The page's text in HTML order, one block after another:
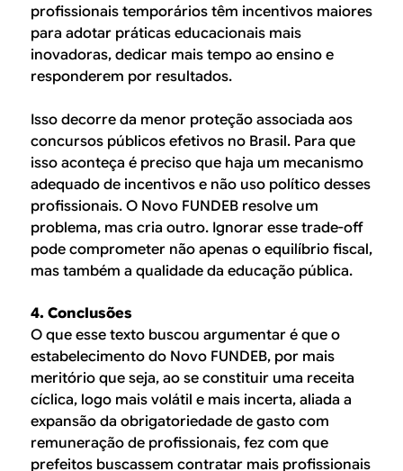
profissionais temporários têm incentivos maiores
para adotar práticas educacionais mais
inovadoras, dedicar mais tempo ao ensino e
responderem por resultados.
Isso decorre da menor proteção associada aos
concursos públicos efetivos no Brasil. Para que
isso aconteça é preciso que haja um mecanismo
adequado de incentivos e não uso político desses
profissionais. O Novo FUNDEB resolve um
problema, mas cria outro. Ignorar esse trade-off
pode comprometer não apenas o equilíbrio fiscal,
mas também a qualidade da educação pública.
4. Conclusões
O que esse texto buscou argumentar é que o
estabelecimento do Novo FUNDEB, por mais
meritório que seja, ao se constituir uma receita
cíclica, logo mais volátil e mais incerta, aliada a
expansão da obrigatoriedade de gasto com
remuneração de profissionais, fez com que
prefeitos buscassem contratar mais profissionais